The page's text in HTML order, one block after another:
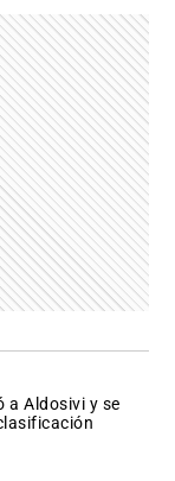
a Aldosivi y se